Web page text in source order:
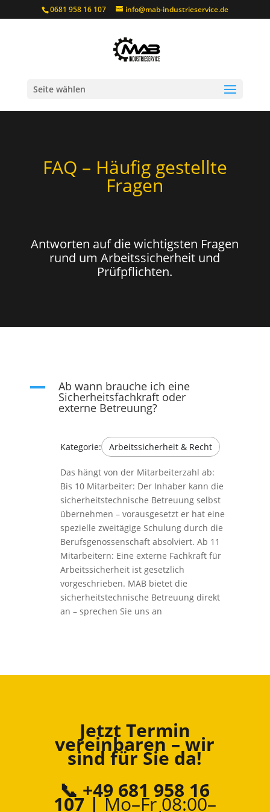
0681 958 16 107 info@mab-industrieservice.de
Seite wählen
FAQ – Häufig gestellte
Fragen
Antworten auf die wichtigsten Fragen
rund um Arbeitssicherheit und
Prüfpflichten.
A Ab wann brauche ich eine
Sicherheitsfachkraft oder
externe Betreuung?
Kategorie: Arbeitssicherheit & Recht
Das hängt von der Mitarbeiterzahl ab:
Bis 10 Mitarbeiter: Der Inhaber kann die
sicherheitstechnische Betreuung selbst
übernehmen – vorausgesetzt er hat eine
spezielle zweitägige Schulung durch die
Berufsgenossenschaft absolviert. Ab 11
Mitarbeitern: Eine externe Fachkraft für
Arbeitssicherheit ist gesetzlich
vorgeschrieben. MAB bietet die
sicherheitstechnische Betreuung direkt
an – sprechen Sie uns an
Jetzt Termin
vereinbaren – wir
sind für Sie da!
📞 +49 681 958 16
107 |Mo–Fr 08:00–